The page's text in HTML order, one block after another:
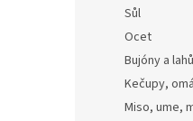
Sůl
Ocet
Bujóny a
Kečupy,
Miso, ume,